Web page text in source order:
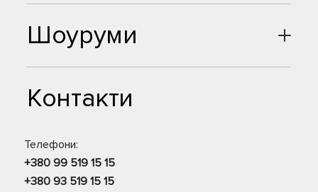
Шоуруми
Контакти
Телефони:
+380 99 519 15 15
+380 93 519 15 15